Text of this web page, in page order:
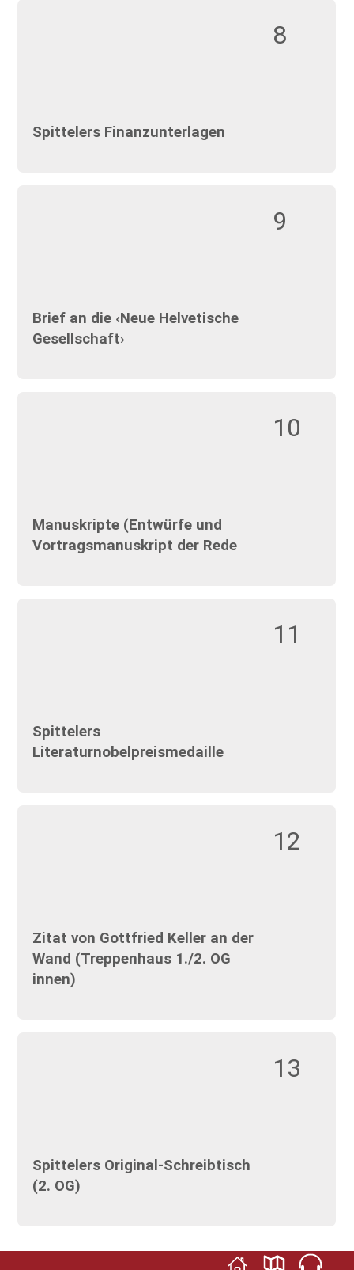
8
Spittelers Finanzunterlagen
9
Brief an die ‹Neue Helvetische
Gesellschaft›
10
Manuskripte (Entwürfe und
Vortragsmanuskript der Rede
11
Spittelers
Literaturnobelpreismedaille
12
Zitat von Gottfried Keller an der
Wand (Treppenhaus 1./2. OG
innen)
13
Spittelers Original-Schreibtisch
(2. OG)